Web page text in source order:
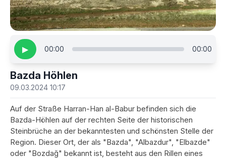
▶ 00:00 00:00
Bazda Höhlen
09.03.2024 10:17
Auf der Straße Harran-Han al-Babur befinden sich die
Bazda-Höhlen auf der rechten Seite der historischen
Steinbrüche an der bekanntesten und schönsten Stelle der
Region. Dieser Ort, der als "Bazda", "Albazdur", "Elbazde"
oder "Bozdağ" bekannt ist, besteht aus den Rillen eines